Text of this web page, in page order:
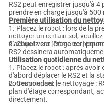
RS2 peut enregistrer jusqu'à 4
prendre en charge jusqu'à 500
Première utilisation du
1. Placez le robot : lors de la
nettoyer un certain sol,
d'accueil vers l'étage
2. Cliquez sur [Démarrer] pour
RS2 dessinera
Utilisation quotidienne du
1. Placez le robot : après avoir
d'abord déplacer le RS2 et la
correspondant ;
2. Commencez le nettoyage :
plan d'étage correspondant,
directement.